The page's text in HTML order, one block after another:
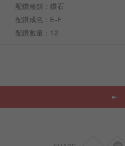
預約來店
配鑽種類：鑽石
配鑽成色：E-F
配鑽數量：12